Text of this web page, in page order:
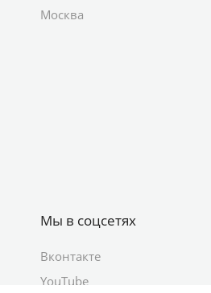
Москва
Мы в соцсетях
Вконтакте
YouTube